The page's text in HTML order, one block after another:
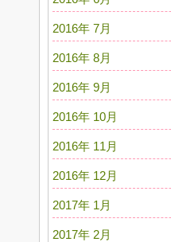
2016年 7月
2016年 8月
2016年 9月
2016年 10月
2016年 11月
2016年 12月
2017年 1月
2017年 2月